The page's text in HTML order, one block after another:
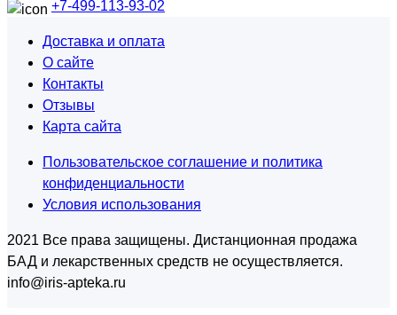
+7-499-113-93-02
Доставка и оплата
О сайте
Контакты
Отзывы
Карта сайта
Пользовательское соглашение и политика
конфиденциальности
Условия использования
2021 Все права защищены. Дистанционная продажа
БАД и лекарственных средств не осуществляется.
info@iris-apteka.ru